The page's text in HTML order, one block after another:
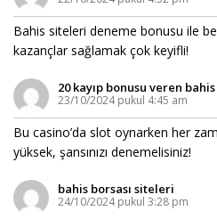
Bahis siteleri deneme bonusu ile
kazançlar sağlamak çok keyifli!
20 kayıp bonusu veren
23/10/2024 pukul 4:45 am
Bu casino’da slot oynarken her
yüksek, şansınızı denemelisiniz!
bahis borsası siteleri
24/10/2024 pukul 3:28 pm